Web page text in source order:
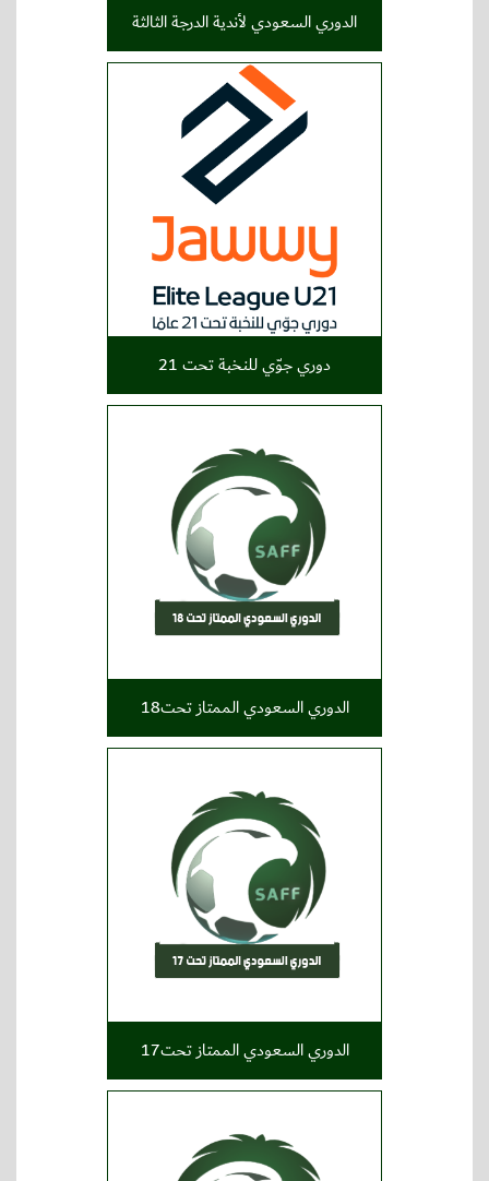
الدوري السعودي لأندية الدرجة الثالثة
دوري جوّي للنخبة تحت 21
الدوري السعودي الممتاز تحت18
الدوري السعودي الممتاز تحت17